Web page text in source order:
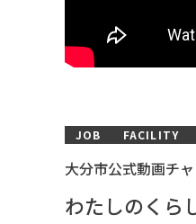
JOB FACILITY
大分市公式動画チ
わたしのく